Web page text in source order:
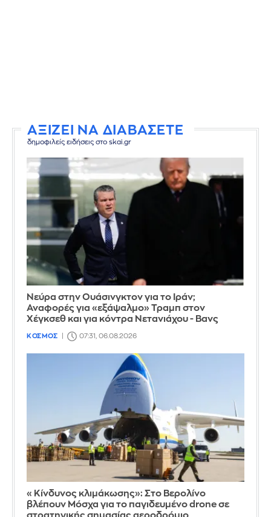
ΑΞΙΖΕΙ ΝΑ ΔΙΑΒΑΣΕΤΕ
δημοφιλείς ειδήσεις στο skai.gr
Νεύρα στην Ουάσινγκτον για το Ιράν;
Αναφορές για «εξάψαλμο» Τραμπ στον
Χέγκσεθ και για κόντρα Νετανιάχου - Βανς
ΚΟΣΜΟΣ 07:31, 06.08.2026
«Κίνδυνος κλιμάκωσης»: Στο Βερολίνο
βλέπουν Μόσχα για το παγιδευμένο drone σε